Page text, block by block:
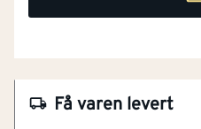
Få varen levert
NOBB
43195766